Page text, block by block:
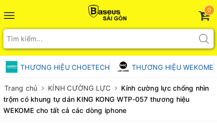
Toggle
navigation
0
THƯƠNG HIỆU CHOETECH THƯƠNG HIỆU WEKOME
Trang chủ KÍNH CƯỜNG LỰC
Kính cường lực chống nhìn
trộm có khung tự dán KING KONG WTP-057 thương hiệu
WEKOME cho tất cả các dòng iphone